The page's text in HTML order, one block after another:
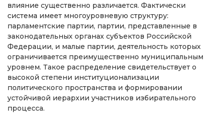
влияние существенно различается. Фактически
система имеет многоуровневую структуру:
парламентские партии, партии, представленные в
законодательных органах субъектов Российской
Федерации, и малые партии, деятельность которых
ограничивается преимущественно муниципальным
уровнем. Такое распределение свидетельствует о
высокой степени институционализации
политического пространства и формировании
устойчивой иерархии участников избирательного
процесса.